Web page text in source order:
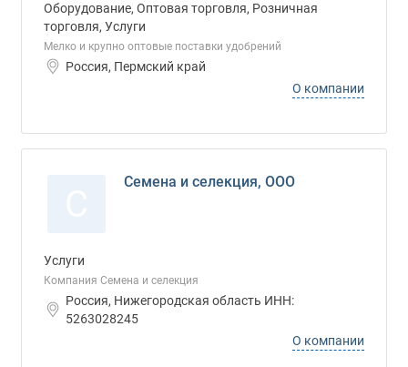
Оборудование, Оптовая торговля, Розничная
торговля, Услуги
Мелко и крупно оптовые поставки удобрений
Россия, Пермский край
О компании
Семена и селекция, ООО
Услуги
Компания Семена и селекция
Россия, Нижегородская область ИНН:
5263028245
О компании